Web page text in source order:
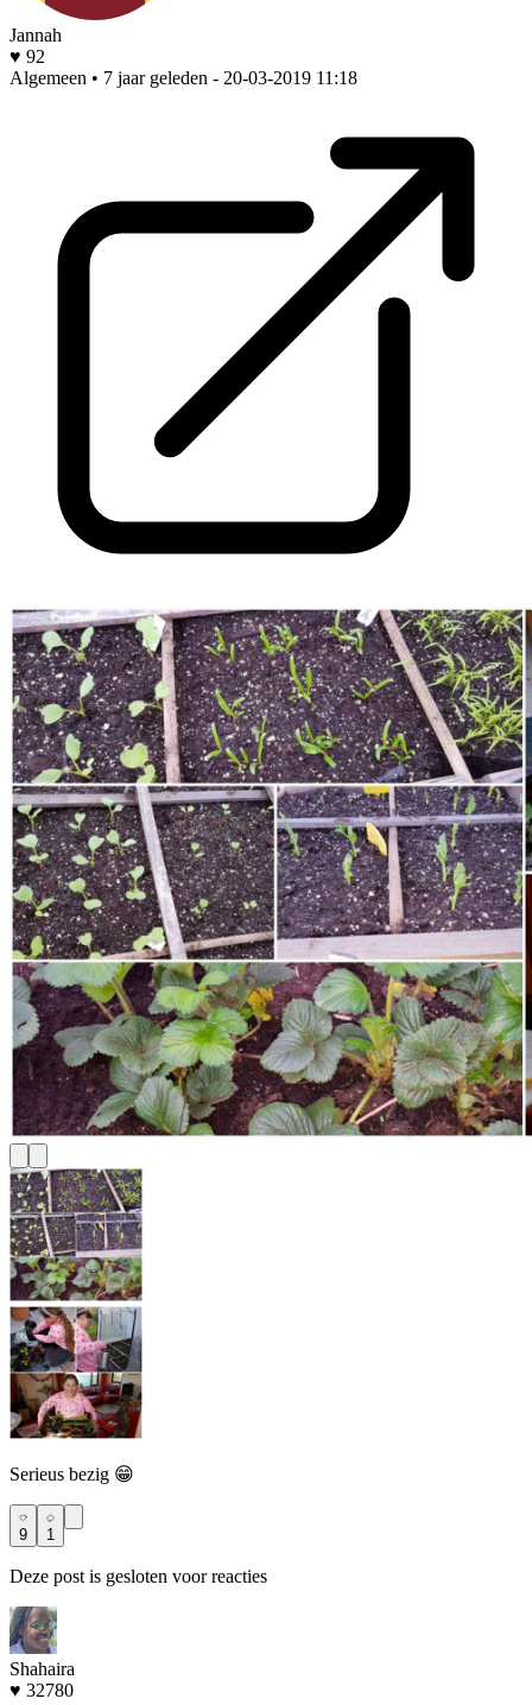
Jannah
♥ 92
Algemeen • 7 jaar geleden - 20-03-2019 11:18
Serieus bezig 😁
9 1
Deze post is gesloten voor reacties
Shahaira
♥ 32780